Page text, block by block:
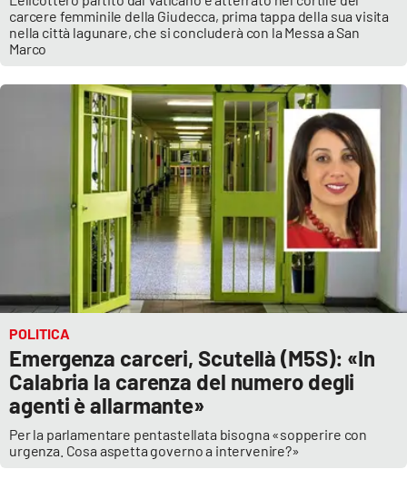
carcere femminile della Giudecca, prima tappa della sua visita
nella città lagunare, che si concluderà con la Messa a San
Marco
POLITICA
Emergenza carceri, Scutellà (M5S): «In
Calabria la carenza del numero degli
agenti è allarmante»
Per la parlamentare pentastellata bisogna «sopperire con
urgenza. Cosa aspetta governo a intervenire?»